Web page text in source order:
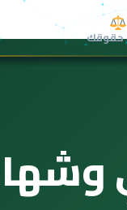
حقوقك